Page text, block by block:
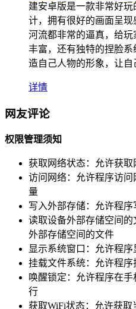
建安卓版是一款非常好
计，拥有很好的画面呈现
河流都非常的逼真，给
丰富，还有独特的捏脸
造自己人物的形象，让自
详情
网友评论
权限管理须知
获取网络状态：
允许获
访问网络：
允许程序访问
量
写入外部存储：
允许程
读取设备外部存储空间的
外部存储空间的文件
显示系统窗口：
允许程序
挂载文件系统：
允许程
唤醒锁定：
允许程序在
行
获取WiFi状态：
允许获取